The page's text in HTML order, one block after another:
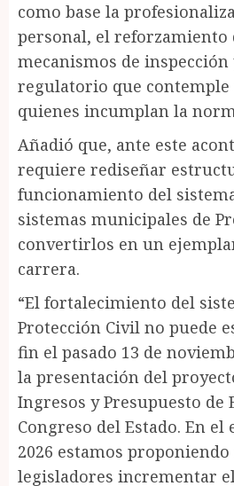
como base la
personal, el reforzamiento
mecanismos de
regulatorio que contemple
quienes incumplan la
Añadió que, ante este
requiere rediseñar
funcionamiento del
sistemas municipales de
convertirlos en un
carrera.
“El fortalecimiento del
Protección Civil no puede
fin el pasado 13 de
la presentación del
Ingresos y Presupuesto de
Congreso del Estado. En
2026 estamos proponiendo
legisladores incrementar